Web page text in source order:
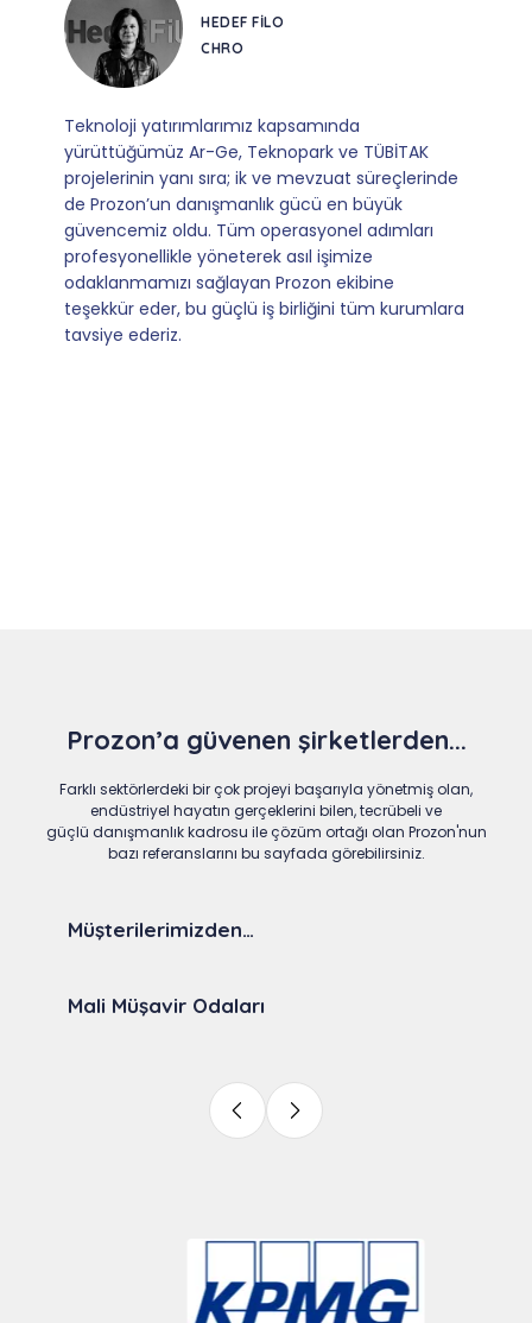
CORESYS
SATIŞ YÖNETICISI
Mevzuata uyum, başvuru ve izleme adımlarında
sağladıkları kusursuz yönlendirme sayesinde artık
operasyonlarımızı sıfır kaygı ve tam güvenle
yürütüyoruz. İş birliğimizi bizim için asıl değerli
kılan ise; ihtiyaç duyduğumuz her an ulaşılabilir
olmaları ve sorularımıza aldığımız hızlı geri
dönüşler.
Prozon’a güvenen şirketlerden...
Farklı sektörlerdeki bir çok projeyi başarıyla yönetmiş olan,
endüstriyel hayatın gerçeklerini bilen, tecrübeli ve
güçlü danışmanlık kadrosu ile çözüm ortağı olan Prozon'nun
bazı referanslarını bu sayfada görebilirsiniz.
Müşterilerimizden…
Mali Müşavir Odaları